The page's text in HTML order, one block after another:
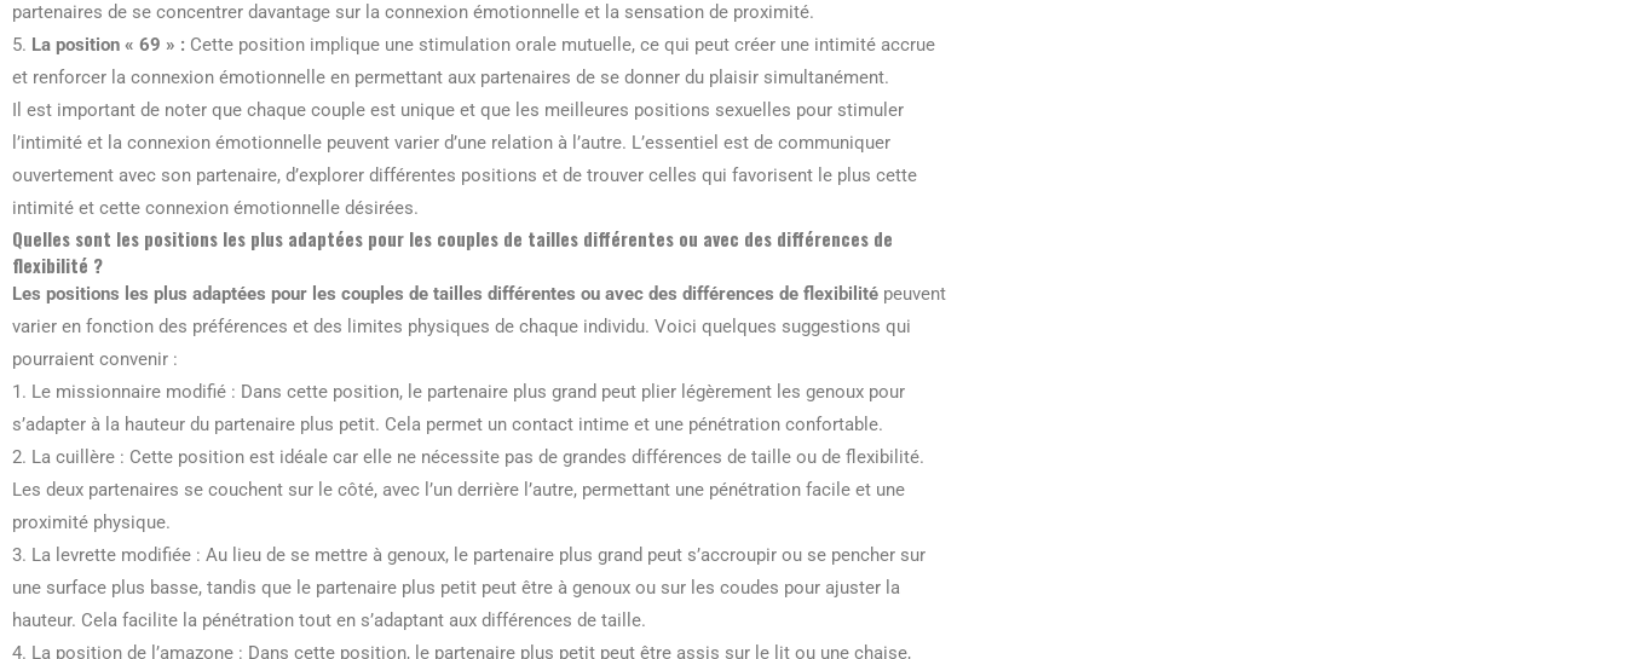
partenaires de se concentrer davantage sur la connexion émotionnelle et la sensation de proximité.
5. La position « 69 » : Cette position implique une stimulation orale mutuelle, ce qui peut créer une intimité accrue
et renforcer la connexion émotionnelle en permettant aux partenaires de se donner du plaisir simultanément.
Il est important de noter que chaque couple est unique et que les meilleures positions sexuelles pour stimuler
l’intimité et la connexion émotionnelle peuvent varier d’une relation à l’autre. L’essentiel est de communiquer
ouvertement avec son partenaire, d’explorer différentes positions et de trouver celles qui favorisent le plus cette
intimité et cette connexion émotionnelle désirées.
Quelles sont les positions les plus adaptées pour les couples de tailles différentes ou avec des différences de
flexibilité ?
Les positions les plus adaptées pour les couples de tailles différentes ou avec des différences de flexibilité peuvent
varier en fonction des préférences et des limites physiques de chaque individu. Voici quelques suggestions qui
pourraient convenir :
1. Le missionnaire modifié : Dans cette position, le partenaire plus grand peut plier légèrement les genoux pour
s’adapter à la hauteur du partenaire plus petit. Cela permet un contact intime et une pénétration confortable.
2. La cuillère : Cette position est idéale car elle ne nécessite pas de grandes différences de taille ou de flexibilité.
Les deux partenaires se couchent sur le côté, avec l’un derrière l’autre, permettant une pénétration facile et une
proximité physique.
3. La levrette modifiée : Au lieu de se mettre à genoux, le partenaire plus grand peut s’accroupir ou se pencher sur
une surface plus basse, tandis que le partenaire plus petit peut être à genoux ou sur les coudes pour ajuster la
hauteur. Cela facilite la pénétration tout en s’adaptant aux différences de taille.
4. La position de l’amazone : Dans cette position, le partenaire plus petit peut être assis sur le lit ou une chaise,